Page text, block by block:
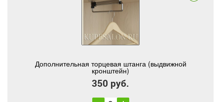
Дополнительная торцевая штанга (выдвижной
кронштейн)
350 руб.